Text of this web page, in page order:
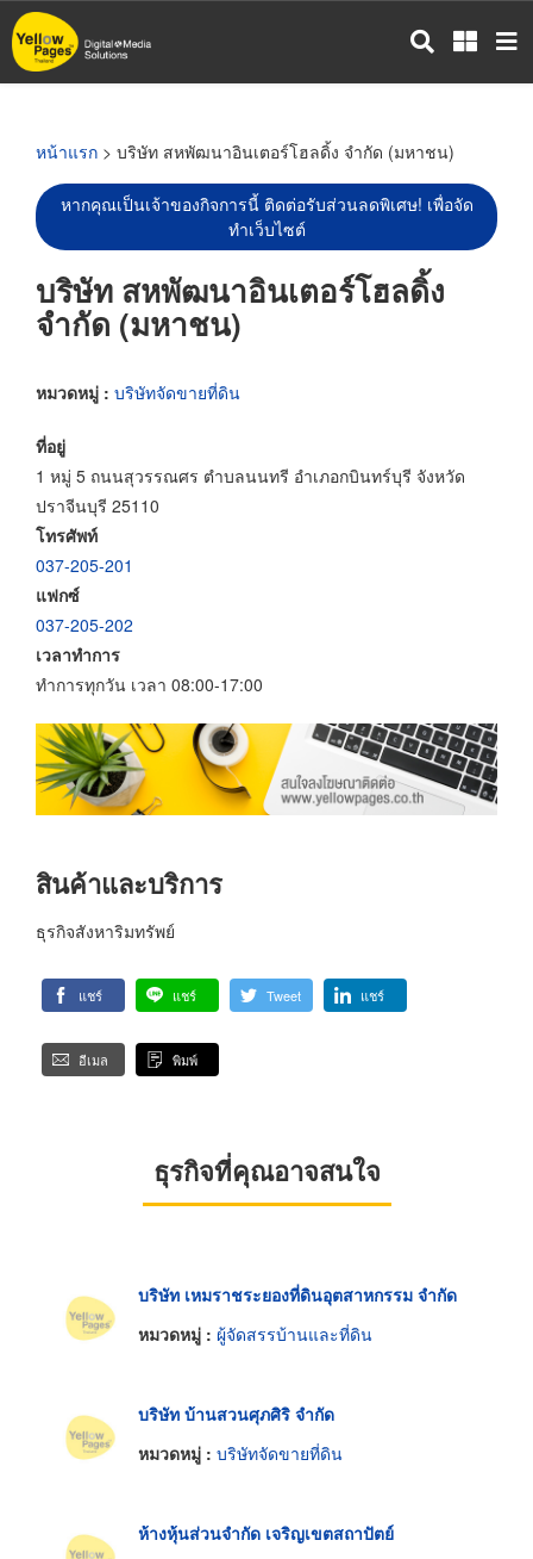
ข้าม
ไป
หน้าแรก > บริษัท สหพัฒนาอินเตอร์โฮลดิ้ง จำกัด (มหาชน)
หากคุณเป็นเจ้าของกิจการนี้ ติดต่อรับส่วนลดพิเศษ! เพื่อจัด
ทำเว็บไซต์
บริษัท สหพัฒนาอินเตอร์โฮลดิ้ง
จำกัด (มหาชน)
หมวดหมู่ : บริษัทจัดขายที่ดิน
ที่อยู่
1 หมู่ 5 ถนนสุวรรณศร ตำบลนนทรี อำเภอกบินทร์บุรี จังหวัด
ปราจีนบุรี 25110
โทรศัพท์
037-205-201
แฟกซ์
037-205-202
เวลาทำการ
ทำการทุกวัน เวลา 08:00-17:00
สินค้าและบริการ
ธุรกิจสังหาริมทรัพย์
แชร์ แชร์ Tweet แชร์
อีเมล พิมพ์
ธุรกิจที่คุณอาจสนใจ
บริษัท เหมราชระยองที่ดินอุตสาหกรรม จำกัด
หมวดหมู่ : ผู้จัดสรรบ้านและที่ดิน
บริษัท บ้านสวนศุภศิริ จำกัด
หมวดหมู่ : บริษัทจัดขายที่ดิน
ห้างหุ้นส่วนจำกัด เจริญเขตสถาปัตย์